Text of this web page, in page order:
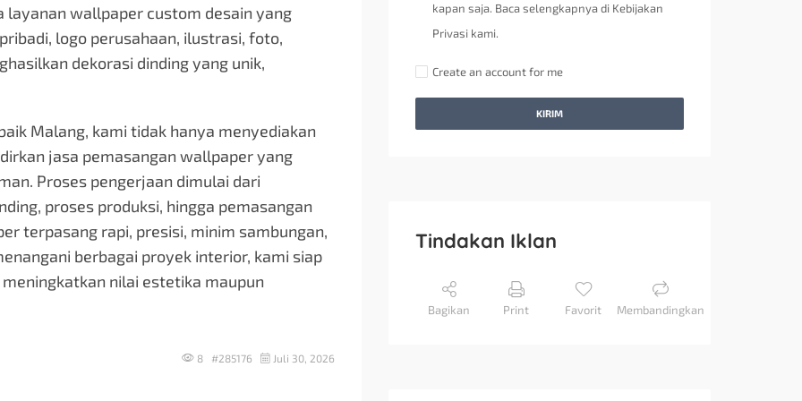
wallpaper custom desain yang
logo perusahaan, ilustrasi, foto,
dekorasi dinding yang unik,
Malang, kami tidak hanya menyediakan
jasa pemasangan wallpaper yang
Proses pengerjaan dimulai dari
proses produksi, hingga pemasangan
terpasang rapi, presisi, minim sambungan,
berbagai proyek interior, kami siap
nilai estetika maupun
8 #285176 Juli 30, 2026
kapan saja. Baca selengkapnya di Kebijakan
Privasi kami.
Create an account for me
KIRIM
Tindakan Iklan
Bagikan Print Favorit Membandingkan